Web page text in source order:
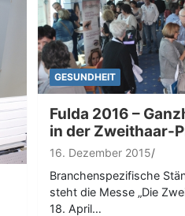
GESUNDHEIT
Fulda 2016 –
in der Zweithaar-
16. Dezember 2015
Branchenspezifische
steht die Messe „Die
18. April…